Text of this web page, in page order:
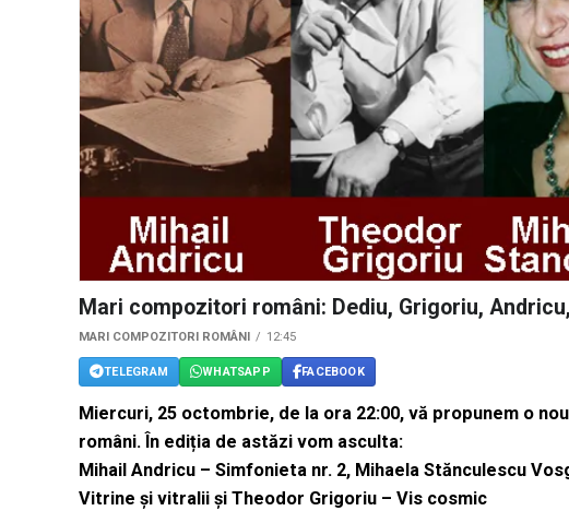
Mari compozitori români: Dediu, Grigoriu,
MARI COMPOZITORI ROMÂNI 12:45
TELEGRAM WHATSAPP FACEBOOK
Miercuri, 25 octombrie, de la ora 22:00, vă propunem o
români. În ediția de astăzi vom asculta:
Mihail Andricu – Simfonieta nr. 2, Mihaela Stănculescu
Vitrine și vitralii și Theodor Grigoriu – Vis cosmic